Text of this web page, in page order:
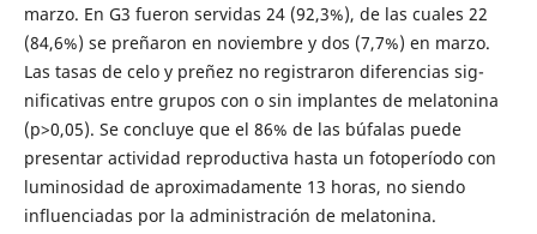
marzo. En G3 fueron servidas 24 (92,3%), de las cuales 22
(84,6%) se preñaron en noviembre y dos (7,7%) en marzo.
Las tasas de celo y preñez no registraron diferencias sig­
nificativas entre grupos con o sin implantes de melatonina
(p>0,05). Se concluye que el 86% de las búfalas puede
presentar actividad reproductiva hasta un fotoperíodo con
luminosidad de aproximadamente 13 horas, no siendo
influenciadas por la administración de melatonina.